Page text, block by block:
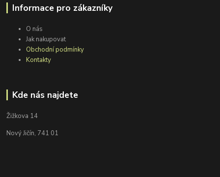
Informace pro zákazníky
O nás
Jak nakupovat
Obchodní podmínky
Kontakty
Kde nás najdete
Žižkova 14
Nový Jičín, 741 01